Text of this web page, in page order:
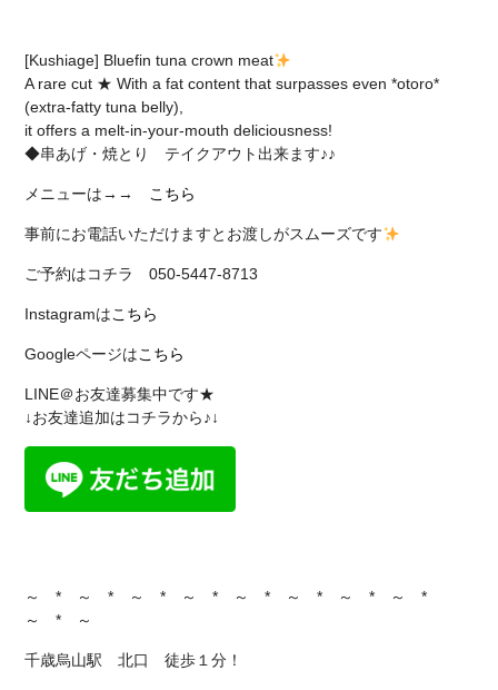
[Kushiage] Bluefin tuna crown meat
A rare cut ★ With a fat content that surpasses even *otoro*
(extra-fatty tuna belly),
it offers a melt-in-your-mouth deliciousness!
◆串あげ・焼とり テイクアウト出来ます♪♪
メニューは→→ こちら
事前にお電話いただけますとお渡しがスムーズです
ご予約はコチラ 050-5447-8713
Instagramはこちら
Googleページはこちら
LINE＠お友達募集中です★
↓お友達追加はコチラから♪↓
～ * ～ * ～ * ～ * ～ * ～ * ～ * ～ *
～ * ～
千歳烏山駅 北口 徒歩１分！